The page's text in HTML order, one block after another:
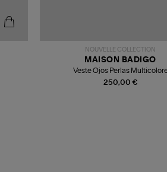
NOUVELLE COLLECTION
250,00 €
MAISON BADIGO
Veste Ojos Perlas